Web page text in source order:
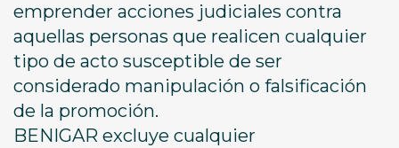
emprender acciones judiciales contra
aquellas personas que realicen cualquier
tipo de acto susceptible de ser
considerado manipulación o falsificación
de la promoción.
BENIGAR excluye cualquier